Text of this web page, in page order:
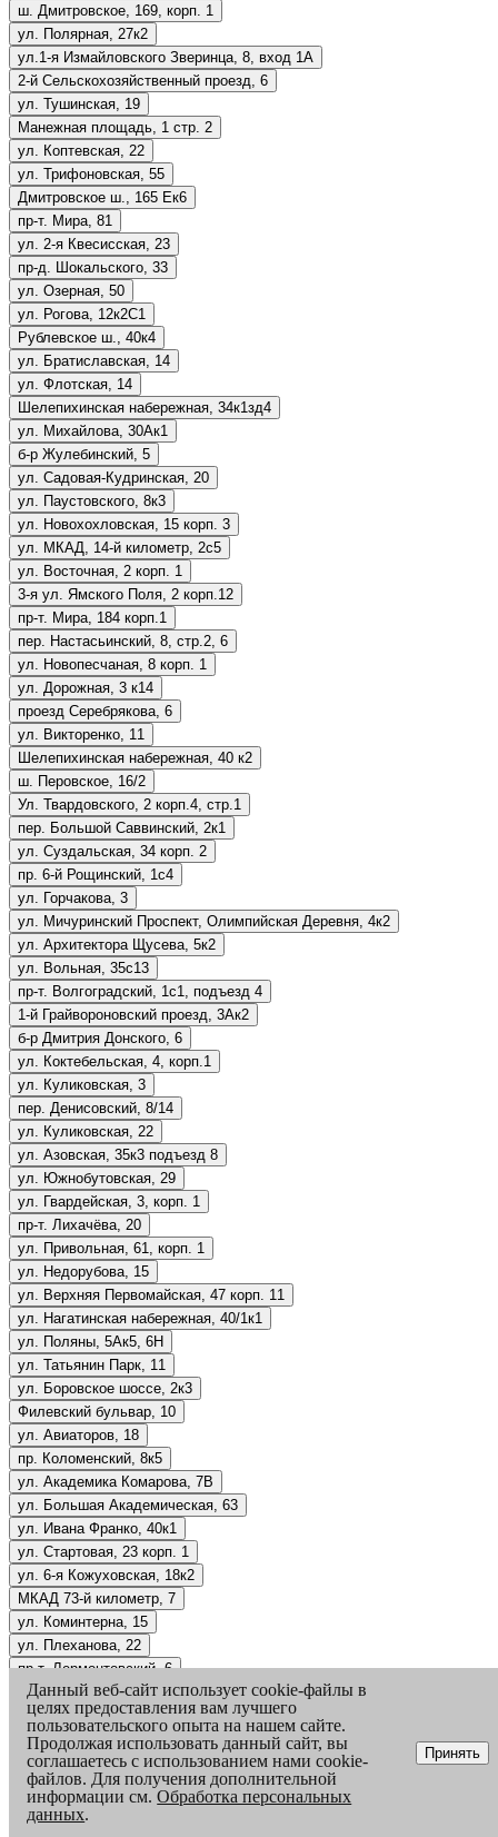
ш. Дмитровское, 169, корп. 1
ул. Полярная, 27к2
ул.1-я Измайловского Зверинца, 8, вход 1А
2-й Сельскохозяйственный проезд, 6
ул. Тушинская, 19
Манежная площадь, 1 стр. 2
ул. Коптевская, 22
ул. Трифоновская, 55
Дмитровское ш., 165 Ек6
пр-т. Мира, 81
ул. 2-я Квесисская, 23
пр-д. Шокальского, 33
ул. Озерная, 50
ул. Рогова, 12к2С1
Рублевское ш., 40к4
ул. Братиславская, 14
ул. Флотская, 14
Шелепихинская набережная, 34к1зд4
ул. Михайлова, 30Ак1
б-р Жулебинский, 5
ул. Садовая-Кудринская, 20
ул. Паустовского, 8к3
ул. Новохохловская, 15 корп. 3
ул. МКАД, 14-й километр, 2с5
ул. Восточная, 2 корп. 1
3-я ул. Ямского Поля, 2 корп.12
пр-т. Мира, 184 корп.1
пер. Настасьинский, 8, стр.2, 6
ул. Новопесчаная, 8 корп. 1
ул. Дорожная, 3 к14
проезд Серебрякова, 6
ул. Викторенко, 11
Шелепихинская набережная, 40 к2
ш. Перовское, 16/2
Ул. Твардовского, 2 корп.4, стр.1
пер. Большой Саввинский, 2к1
ул. Суздальская, 34 корп. 2
пр. 6-й Рощинский, 1с4
ул. Горчакова, 3
ул. Мичуринский Проспект, Олимпийская Деревня, 4к2
ул. Архитектора Щусева, 5к2
ул. Вольная, 35с13
пр-т. Волгоградский, 1с1, подъезд 4
1-й Грайвороновский проезд, 3Ак2
б-р Дмитрия Донского, 6
ул. Коктебельская, 4, корп.1
ул. Куликовская, 3
пер. Денисовский, 8/14
ул. Куликовская, 22
ул. Азовская, 35к3 подъезд 8
ул. Южнобутовская, 29
ул. Гвардейская, 3, корп. 1
пр-т. Лихачёва, 20
ул. Привольная, 61, корп. 1
ул. Недорубова, 15
ул. Верхняя Первомайская, 47 корп. 11
ул. Нагатинская набережная, 40/1к1
ул. Поляны, 5Ак5, 6Н
ул. Татьянин Парк, 11
ул. Боровское шоссе, 2к3
Филевский бульвар, 10
ул. Авиаторов, 18
пр. Коломенский, 8к5
ул. Академика Комарова, 7В
ул. Большая Академическая, 63
ул. Ивана Франко, 40к1
ул. Стартовая, 23 корп. 1
ул. 6-я Кожуховская, 18к2
МКАД 73-й километр, 7
ул. Коминтерна, 15
ул. Плеханова, 22
пр-т. Лермонтовский, 6
ул. Борисовские Пруды, 14к5
ш. Алтуфьевское, 53к1
ш. Открытое, 19к1
пр-т. Кутузовский, 67к1
Борисовский проезд, 14, корп. 2
ш. Пятницкое, 21к1
Данный веб-сайт использует cookie-файлы в
целях предоставления вам лучшего
пользовательского опыта на нашем сайте.
Продолжая использовать данный сайт, вы
соглашаетесь с использованием нами cookie-
файлов. Для получения дополнительной
информации см.Обработка персональных
данных.
Принять